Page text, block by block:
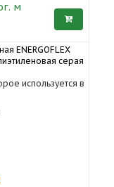
м
ENERGOFLEX
серая
используется в